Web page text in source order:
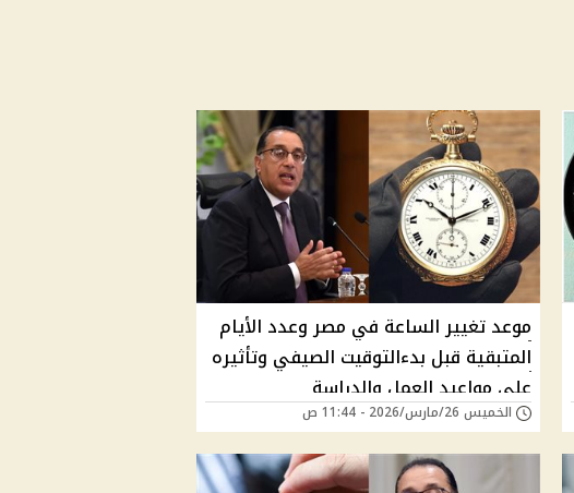
موعد تغيير الساعة في مصر وعدد الأيام
المتبقية قبل بدءالتوقيت الصيفي وتأثيره
على مواعيد العمل والدراسة
الخميس 26/مارس/2026 - 11:44 ص